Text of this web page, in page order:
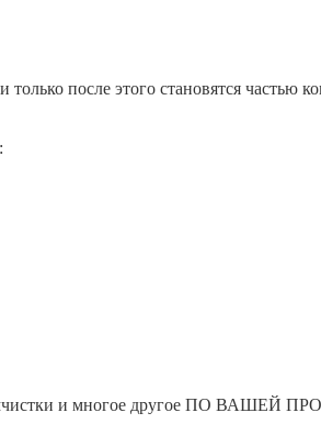
после этого становятся частью
и многое другое ПО ВАШЕЙ